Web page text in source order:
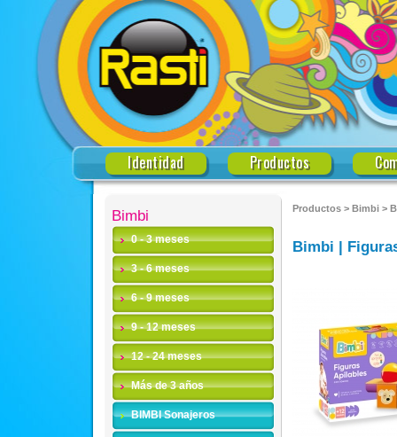
Identidad Productos
Bimbi
0 - 3 meses
3 - 6 meses
6 - 9 meses
9 - 12 meses
12 - 24 meses
Más de 3 años
BIMBI Sonajeros
Productos > Bimbi >
Bimbi |